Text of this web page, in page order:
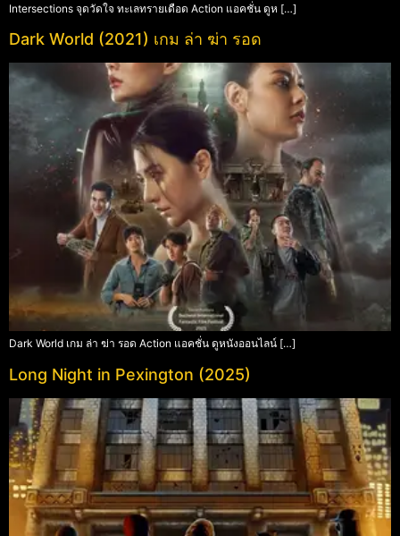
Intersections จุดวัดใจ ทะเลทรายเดือด Action แอคชั่น ดูห […]
Dark World (2021) เกม ล่า ฆ่า รอด
Dark World เกม ล่า ฆ่า รอด Action แอคชั่น ดูหนังออนไลน์ […]
Long Night in Pexington (2025)